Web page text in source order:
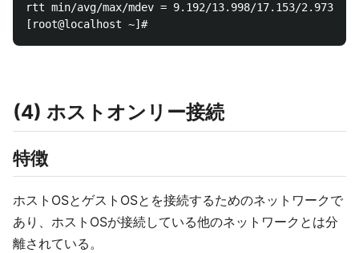
rtt min/avg/max/mdev = 9.192/13.998/17.153/2.973 ms
(4) ホストオンリー接続
特徴
ホストOSとゲストOSとを接続するためのネットワークで
あり、ホストOSが接続している他のネットワークとは分
離されている。